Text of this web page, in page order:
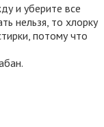
и уберите все
нельзя, то хлорку
потому что